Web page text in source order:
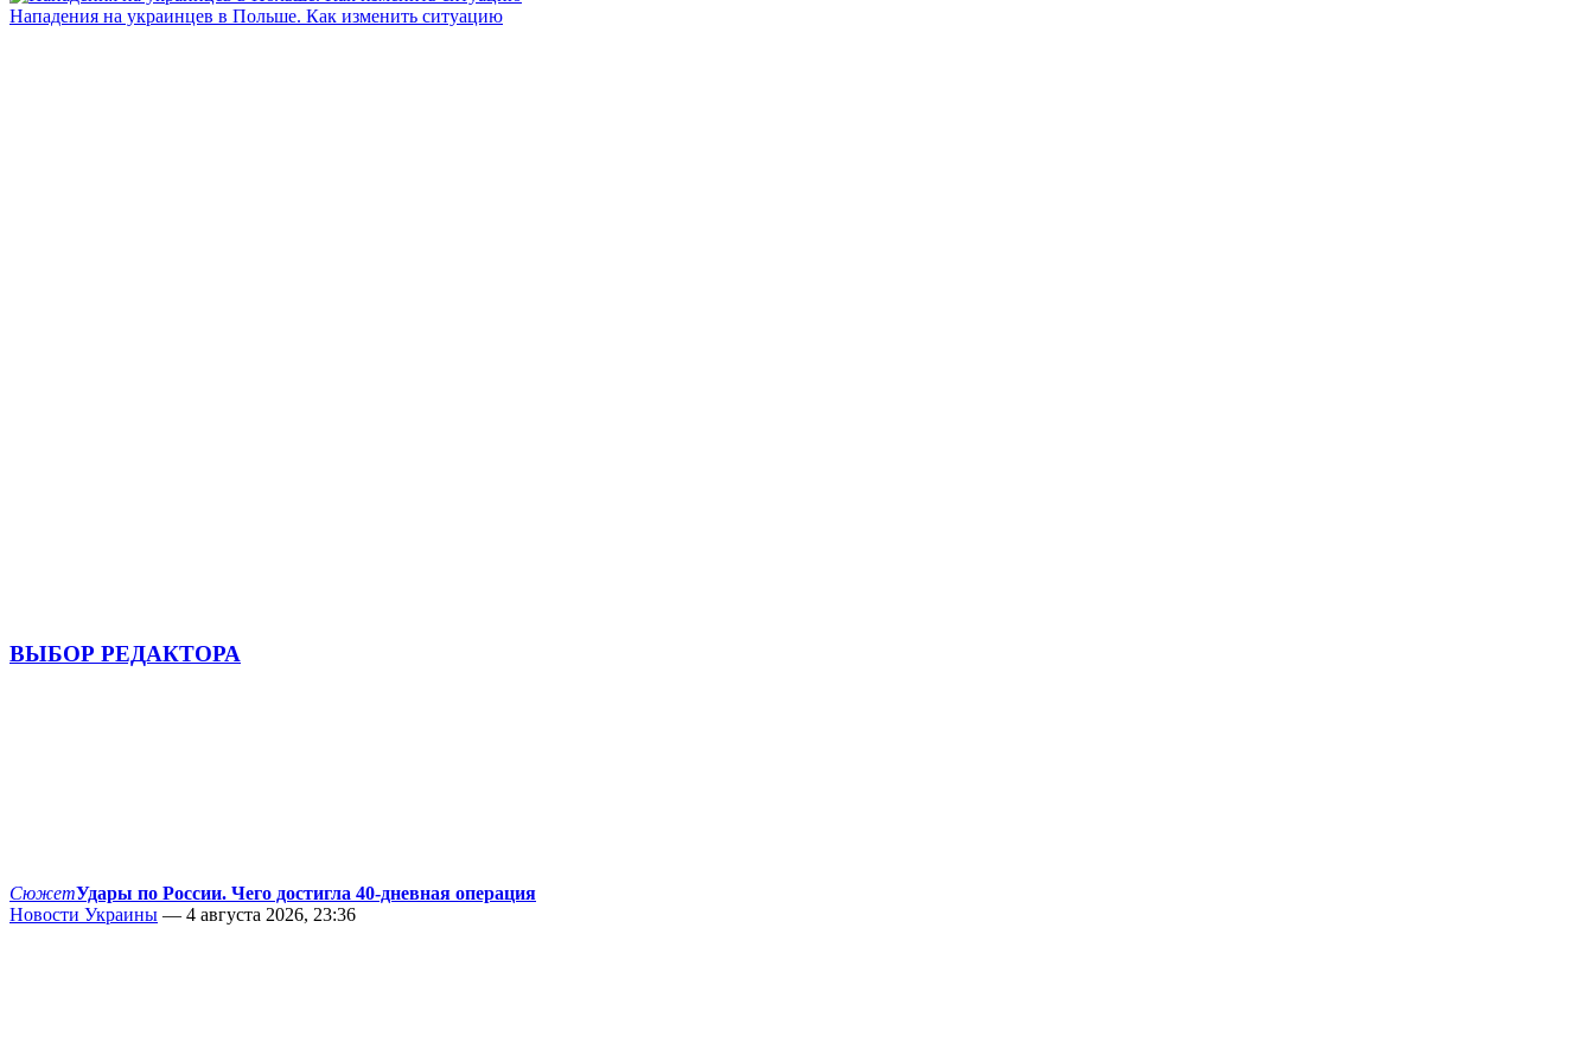
Нападения на украинцев в Польше. Как изменить ситуацию
ВЫБОР РЕДАКТОРА
СюжетУдары по России. Чего достигла 40-дневная операция
Новости Украины — 4 августа 2026, 23:36